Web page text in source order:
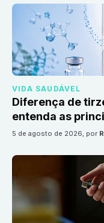
VIDA SAUDÁVEL
Diferença de
entenda as
5 de agosto de 2026, por